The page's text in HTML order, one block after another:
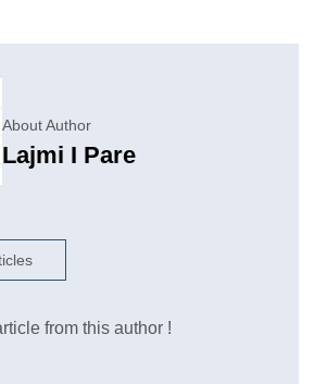
About Author
Lajmi I Pare
from this author !